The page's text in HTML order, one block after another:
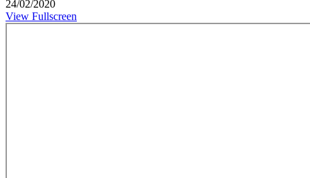
24/02/2020
View Fullscreen